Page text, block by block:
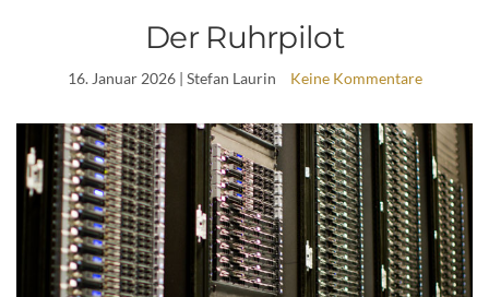
Der Ruhrpilot
16. Januar 2026| Stefan Laurin Keine Kommentare